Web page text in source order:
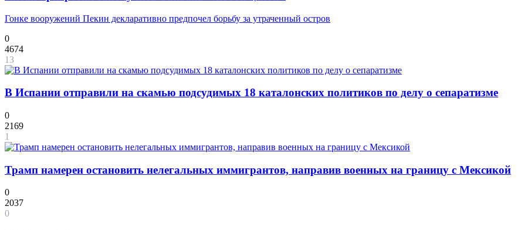
Гонке вооружений Пекин декларативно предпочел борьбу за утраченный остров
0
4674
13
В Испании отправили на скамью подсудимых 18 каталонских политиков по делу о сепаратизме
0
2169
1
Трамп намерен остановить нелегальных иммигрантов, направив военных на границу с Мексикой
0
2037
0